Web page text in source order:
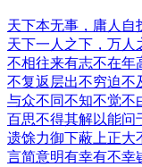
天下本无事，庸人自
天下一人之下，万人
不相往来有志不在年
不复返 层出不穷迫不
与众不同不知不觉不
百思不得其解以能问
遗馀力御下蔽上正大
言简意明有幸有不幸